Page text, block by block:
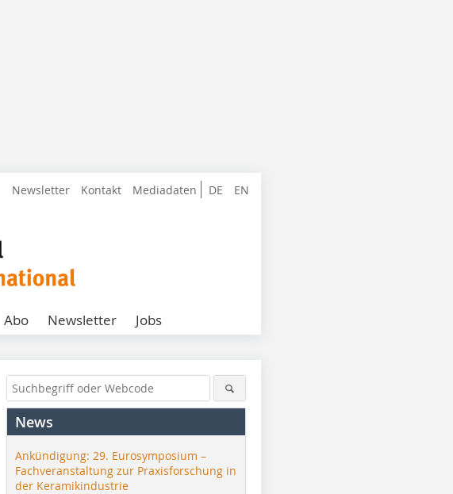
DE EN
Newsletter Kontakt Mediadaten
Abo Newsletter Jobs
News
Ankündigung: 29. Eurosymposium –
Fachveranstaltung zur Praxisforschung in
der Keramikindustrie